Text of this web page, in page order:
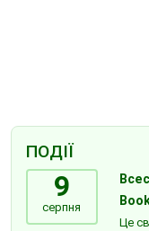
ПОДІЇ
9
серпня
Це